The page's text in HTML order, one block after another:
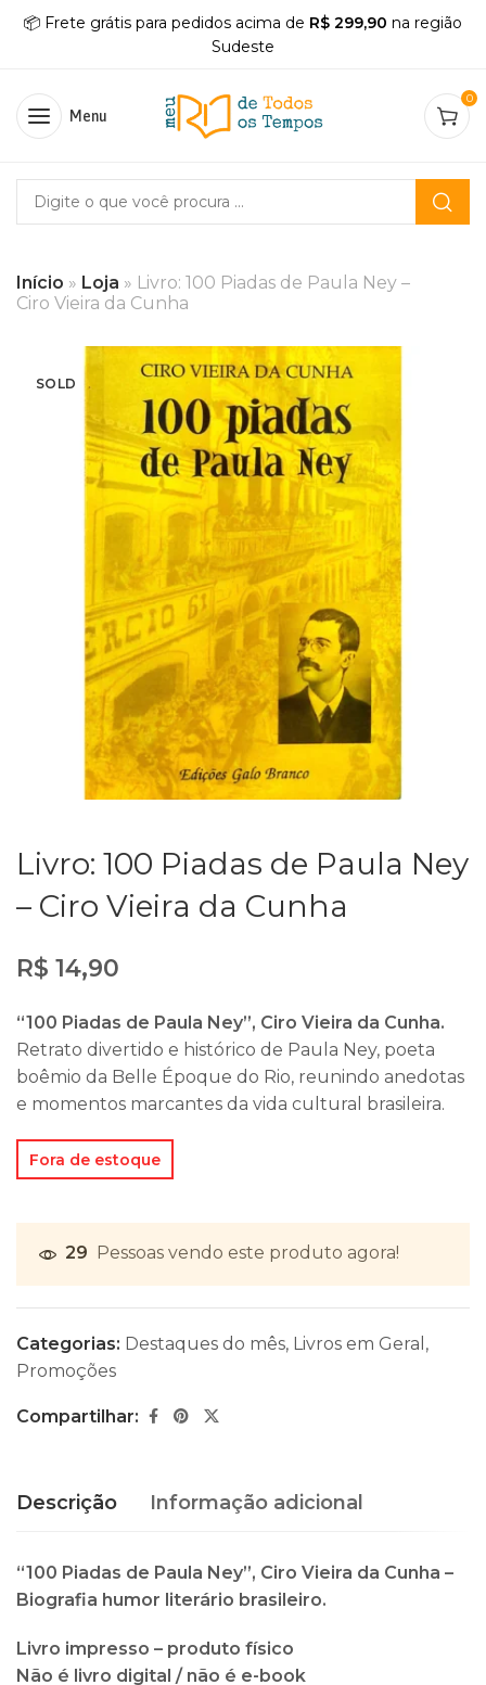
📦 Frete grátis para pedidos acima de R$ 299,90 na região
Sudeste
Menu
0
Início » Loja » Livro: 100 Piadas de Paula Ney –
Ciro Vieira da Cunha
SOLD
Livro: 100 Piadas de Paula Ney
– Ciro Vieira da Cunha
R$ 14,90
“100 Piadas de Paula Ney”, Ciro Vieira da Cunha.
Retrato divertido e histórico de Paula Ney, poeta
boêmio da Belle Époque do Rio, reunindo anedotas
e momentos marcantes da vida cultural brasileira.
Fora de estoque
29 Pessoas vendo este produto agora!
Categorias: Destaques do mês, Livros em Geral ,
Promoções
Compartilhar:
Descrição Informação adicional
“100 Piadas de Paula Ney”, Ciro Vieira da Cunha –
Biografia humor literário brasileiro.
Livro impresso – produto físico
Não é livro digital / não é e-book